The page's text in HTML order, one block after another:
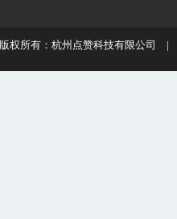
版权所有：杭州点赞科技有限公司